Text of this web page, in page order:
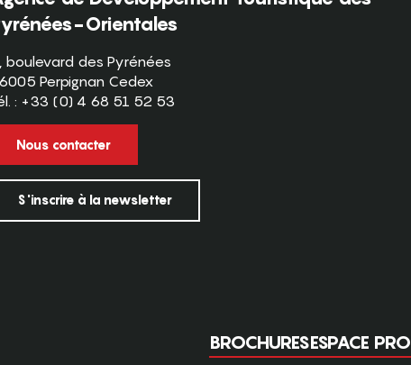
Orientales
boulevard des Pyrénées
Perpignan Cedex
: +33 (0) 4 68 51 52 53
Nous contacter
S'inscrire à la newsletter
BROCHURESESPACE PRO